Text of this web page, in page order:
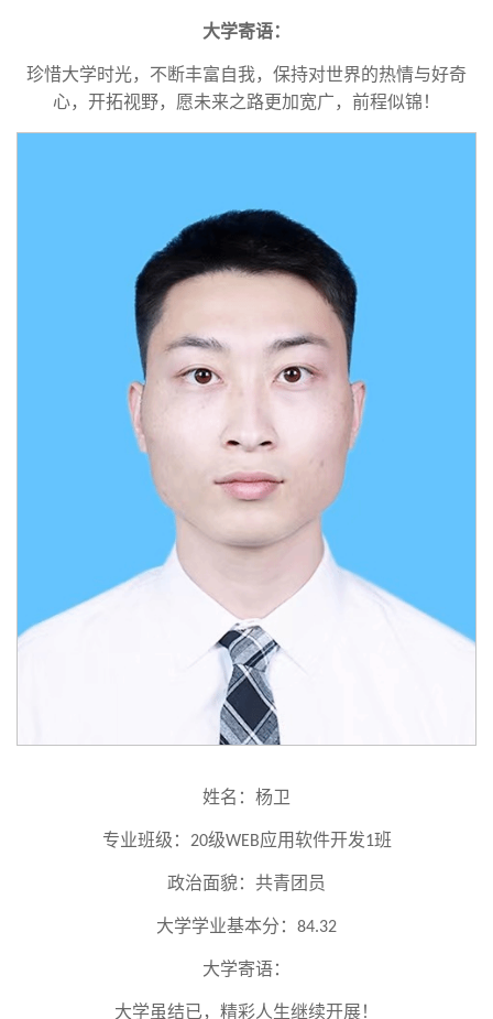
大学寄语：
珍惜大学时光，不断丰富自我，保持对世界的热情与好奇
心，开拓视野，愿未来之路更加宽广，前程似锦！
姓名：杨卫
专业班级： 20级WEB应用软件开发1班
政治面貌：共青团员
大学学业基本分： 84.32
大学寄语：
大学虽结已，精彩人生继续开展！